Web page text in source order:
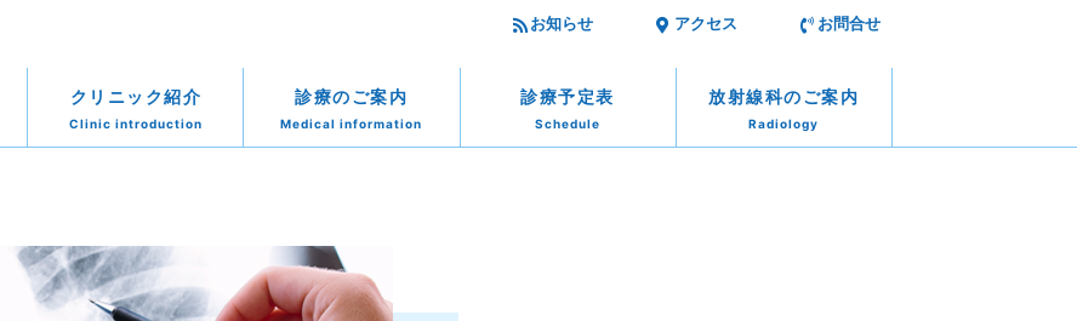
お知らせ アクセス お問合せ
クリニック紹介
Clinic introduction
診療のご案内
Medical information
診療予定表
Schedule
放射線科のご案内
Radiology